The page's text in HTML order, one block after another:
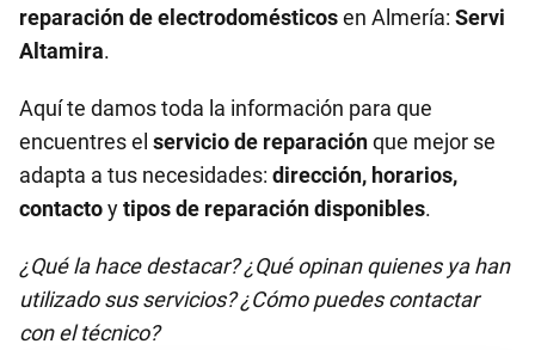
reparación de electrodomésticosen Almería: Servi
Altamira.
Aquí te damos toda la información para que
encuentres el servicio de reparaciónque mejor se
adapta a tus necesidades: dirección, horarios,
contactoytipos de reparación disponibles.
¿Qué la hace destacar? ¿Qué opinan quienes ya han
utilizado sus servicios? ¿Cómo puedes contactar
con el técnico?